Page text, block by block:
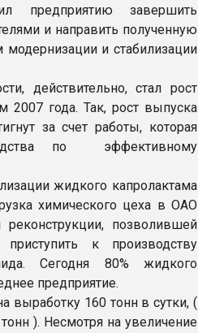
предприятию завершить
и направить полученную
и стабилизации
действительно, стал рост
2007 года. Так, рост выпуска
за счет работы, которая
по эффективному
жидкого капролактама
химического цеха в ОАО
позволившей
к производству
Сегодня 80% жидкого
предприятие.
выработку 160 тонн в сутки, (
). Несмотря на увеличение